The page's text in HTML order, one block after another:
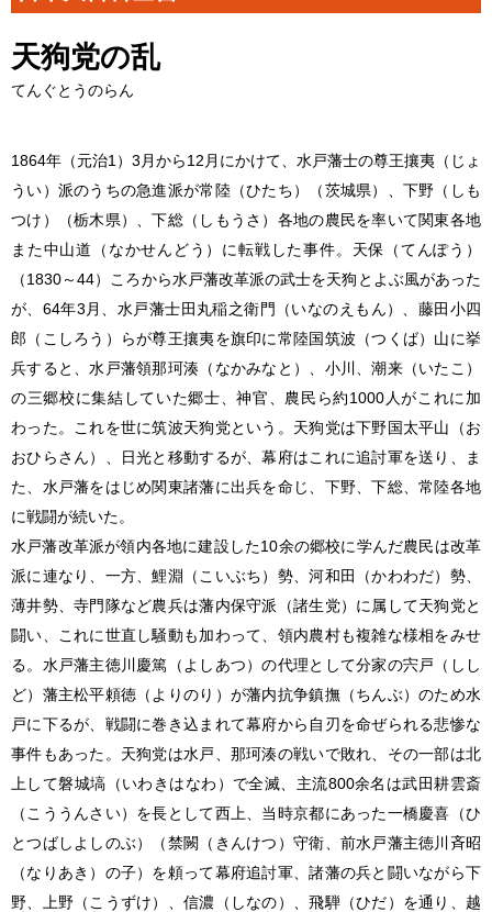
天狗党の乱
てんぐとうのらん
1864年（元治1）3月から12月にかけて、水戸藩士の尊王攘夷（じょ
うい）派のうちの急進派が常陸（ひたち）（茨城県）、下野（しも
つけ）（栃木県）、下総（しもうさ）各地の農民を率いて関東各地
また中山道（なかせんどう）に転戦した事件。天保（てんぽう）
（1830～44）ころから水戸藩改革派の武士を天狗とよぶ風があった
が、64年3月、水戸藩士田丸稲之衛門（いなのえもん）、藤田小四
郎（こしろう）らが尊王攘夷を旗印に常陸国筑波（つくば）山に挙
兵すると、水戸藩領那珂湊（なかみなと）、小川、潮来（いたこ）
の三郷校に集結していた郷士、神官、農民ら約1000人がこれに加
わった。これを世に筑波天狗党という。天狗党は下野国太平山（お
おひらさん）、日光と移動するが、幕府はこれに追討軍を送り、ま
た、水戸藩をはじめ関東諸藩に出兵を命じ、下野、下総、常陸各地
に戦闘が続いた。
水戸藩改革派が領内各地に建設した10余の郷校に学んだ農民は改革
派に連なり、一方、鯉淵（こいぶち）勢、河和田（かわわだ）勢、
薄井勢、寺門隊など農兵は藩内保守派（諸生党）に属して天狗党と
闘い、これに世直し騒動も加わって、領内農村も複雑な様相をみせ
る。水戸藩主徳川慶篤（よしあつ）の代理として分家の宍戸（しし
ど）藩主松平頼徳（よりのり）が藩内抗争鎮撫（ちんぶ）のため水
戸に下るが、戦闘に巻き込まれて幕府から自刃を命ぜられる悲惨な
事件もあった。天狗党は水戸、那珂湊の戦いで敗れ、その一部は北
上して磐城塙（いわきはなわ）で全滅、主流800余名は武田耕雲斎
（こううんさい）を長として西上、当時京都にあった一橋慶喜（ひ
とつばしよしのぶ）（禁闕（きんけつ）守衛、前水戸藩主徳川斉昭
（なりあき）の子）を頼って幕府追討軍、諸藩の兵と闘いながら下
野、上野（こうずけ）、信濃（しなの）、飛騨（ひだ）を通り、越